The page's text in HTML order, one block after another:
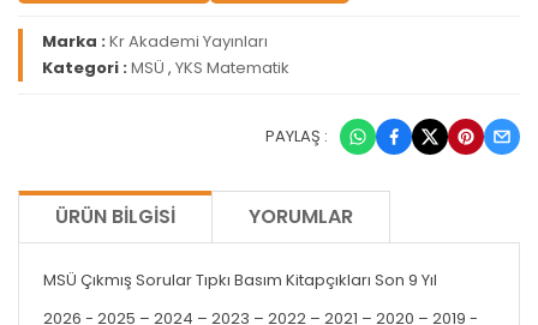
Marka :Kr Akademi Yayınları
Kategori :MSÜ , YKS Matematik
PAYLAŞ :
ÜRÜN BILGISI YORUMLAR
MSÜ Çıkmış Sorular Tıpkı Basım Kitapçıkları Son 9 Yıl
2026 - 2025 – 2024 – 2023 – 2022 – 2021 – 2020 – 2019 -